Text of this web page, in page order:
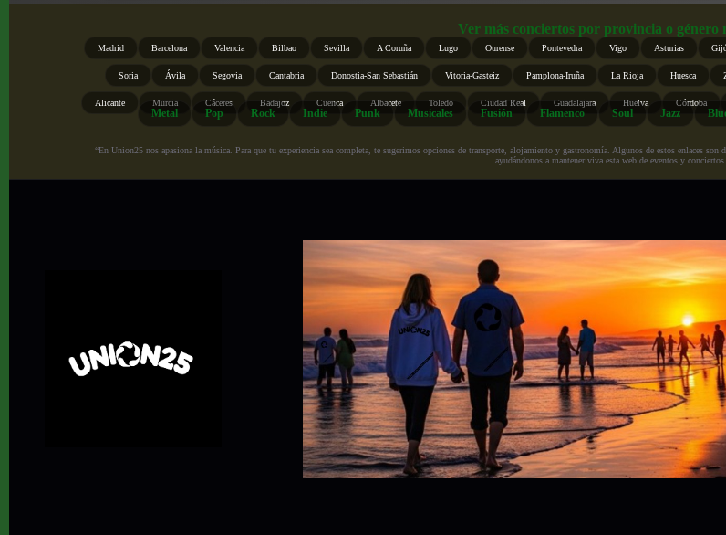
Ver más conciertos por provincia o género
Madrid Barcelona Valencia Bilbao Sevilla A Coruña Lugo Ourense Pontevedra Vigo Asturias
Soria Ávila Segovia Cantabria Donostia-San Sebastián Vitoria-Gasteiz Pamplona-Iruña La Rioja Huesca
Alicante Murcia Cáceres Badajoz Cuenca Albacete Toledo Ciudad Real Guadalajara Huelva Córdoba
Metal Pop Rock Indie Punk Musicales Fusión Flamenco Soul Jazz
“En Union25 nos apasiona la música. Para que tu experiencia sea completa, te sugerimos opciones de transporte, alojamiento y gastronomía. Algunos de estos enlaces
ayudándonos a mantener viva esta web de eventos y